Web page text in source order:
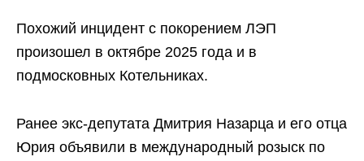
Похожий инцидент с покорением ЛЭП
произошел в октябре 2025 года и в
подмосковных Котельниках.
Ранее экс-депутата Дмитрия Назарца и его отца
Юрия объявили в международный розыск по